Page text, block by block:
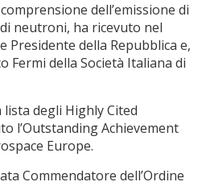
dell’emissione di
neutroni, ha ricevuto nel
Presidente della Repubblica e,
Fermi della Società Italiana di
degli Highly Cited
l’Outstanding Achievement
Europe.
Commendatore dell’Ordine